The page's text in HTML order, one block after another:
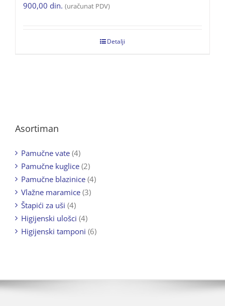
900,00 din. (uračunat PDV)
Detalji
Asortiman
Pamučne vate (4)
Pamučne kuglice (2)
Pamučne blazinice (4)
Vlažne maramice (3)
Štapići za uši (4)
Higijenski ulošci (4)
Higijenski tamponi (6)